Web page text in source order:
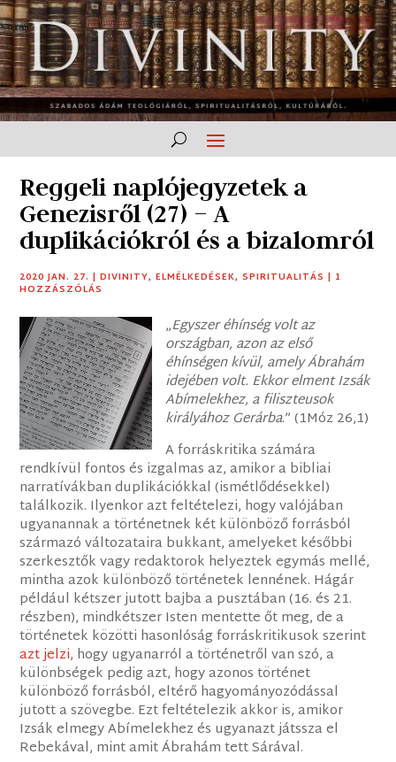
Reggeli naplójegyzetek a
Genezisről (27) – A
duplikációkról és a bizalomról
2020 JAN. 27. |DIVINITY,ELMÉLKEDÉSEK,SPIRITUALITÁS | 1
HOZZÁSZÓLÁS
„Egyszer éhínség volt az
országban, azon az első
éhínségen kívül, amely Ábrahám
idejében volt. Ekkor elment Izsák
Abímelekhez, a filiszteusok
királyához Gerárba.” (1Móz 26,1)
A forráskritika számára
rendkívül fontos és izgalmas az, amikor a bibliai
narratívákban duplikációkkal (ismétlődésekkel)
találkozik. Ilyenkor azt feltételezi, hogy valójában
ugyanannak a történetnek két különböző forrásból
származó változataira bukkant, amelyeket későbbi
szerkesztők vagy redaktorok helyeztek egymás mellé,
mintha azok különböző történetek lennének. Hágár
például kétszer jutott bajba a pusztában (16. és 21.
részben), mindkétszer Isten mentette őt meg, de a
történetek közötti hasonlóság forráskritikusok szerint
azt jelzi, hogy ugyanarról a történetről van szó, a
különbségek pedig azt, hogy azonos történet
különböző forrásból, eltérő hagyományozódással
jutott a szövegbe. Ezt feltételezik akkor is, amikor
Izsák elmegy Abímelekhez és ugyanazt játssza el
Rebekával, mint amit Ábrahám tett Sárával.